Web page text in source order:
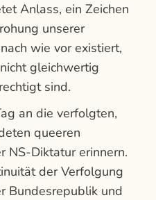
Anlass, ein Zeichen
unserer
wie vor existiert,
gleichwertig
sind.
an die verfolgten,
queeren
NS-Diktatur erinnern.
der Verfolgung
Bundesrepublik und